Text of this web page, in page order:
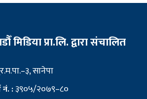
प्रा.लि. द्वारा संचालित
सानेपा
नं. :३९०५/२०७९–८०